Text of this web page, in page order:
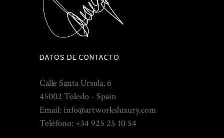
DATOS DE CONTACTO
Calle Santa Ursula, 6
45002 Toledo - Spain
Email: info@artworksluxury.com
Teléfono: +34 925 25 10 54